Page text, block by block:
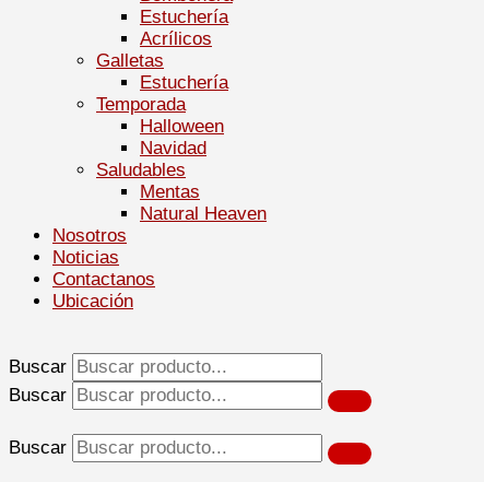
Estuchería
Acrílicos
Galletas
Estuchería
Temporada
Halloween
Navidad
Saludables
Mentas
Natural Heaven
Nosotros
Noticias
Contactanos
Ubicación
Buscar
Buscar
Buscar